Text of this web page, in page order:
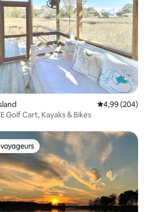
Évaluation
4,99 (204)
Golf Cart, Kayaks & Bikes
les plus appréciés